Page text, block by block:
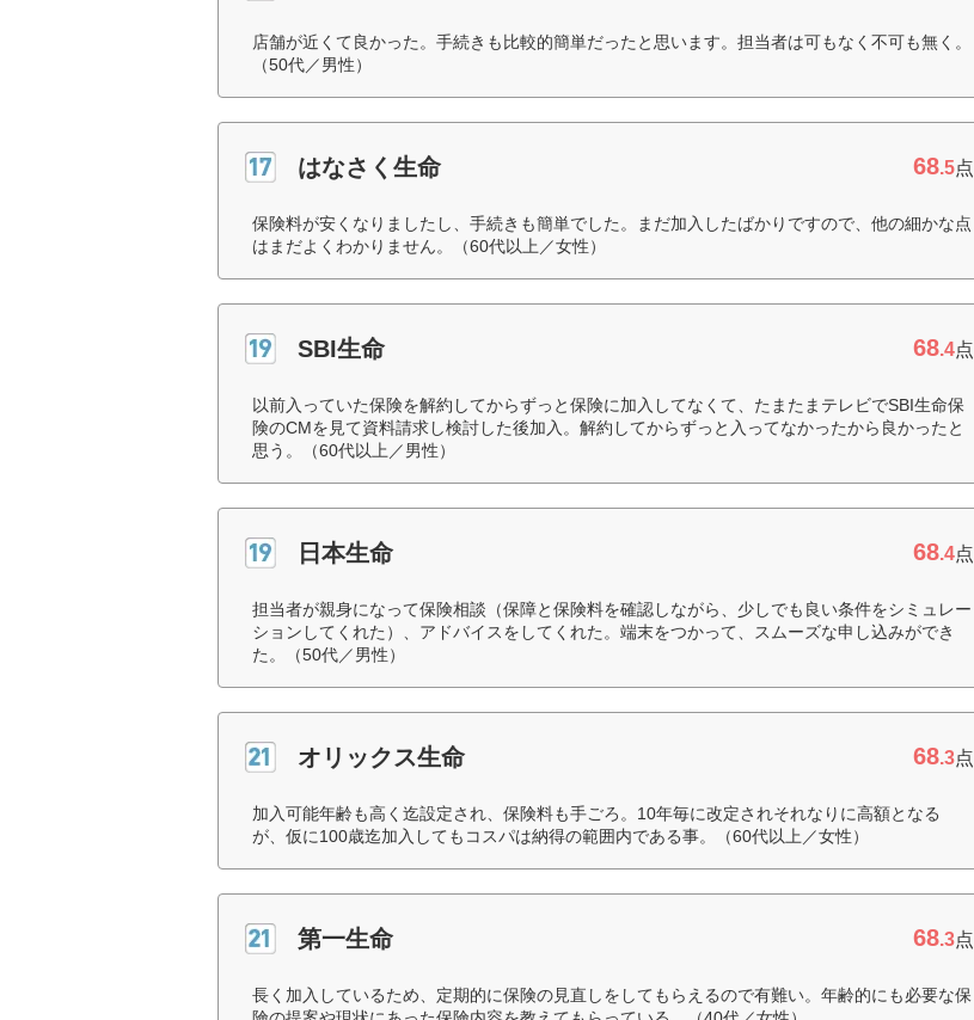
店舗が近くて良かった。手続きも比較的簡単だったと思います。担当者は可もなく不可も無く。
（50代／男性）
はなさく生命 68.5点
保険料が安くなりましたし、手続きも簡単でした。まだ加入したばかりですので、他の細かな点
はまだよくわかりません。（60代以上／女性）
SBI生命 68.4点
以前入っていた保険を解約してからずっと保険に加入してなくて、たまたまテレビでSBI生命保
険のCMを見て資料請求し検討した後加入。解約してからずっと入ってなかったから良かったと
思う。（60代以上／男性）
日本生命 68.4点
担当者が親身になって保険相談（保障と保険料を確認しながら、少しでも良い条件をシミュレー
ションしてくれた）、アドバイスをしてくれた。端末をつかって、スムーズな申し込みができ
た。（50代／男性）
オリックス生命 68.3点
加入可能年齢も高く迄設定され、保険料も手ごろ。10年毎に改定されそれなりに高額となる
が、仮に100歳迄加入してもコスパは納得の範囲内である事。（60代以上／女性）
第一生命 68.3点
長く加入しているため、定期的に保険の見直しをしてもらえるので有難い。年齢的にも必要な保